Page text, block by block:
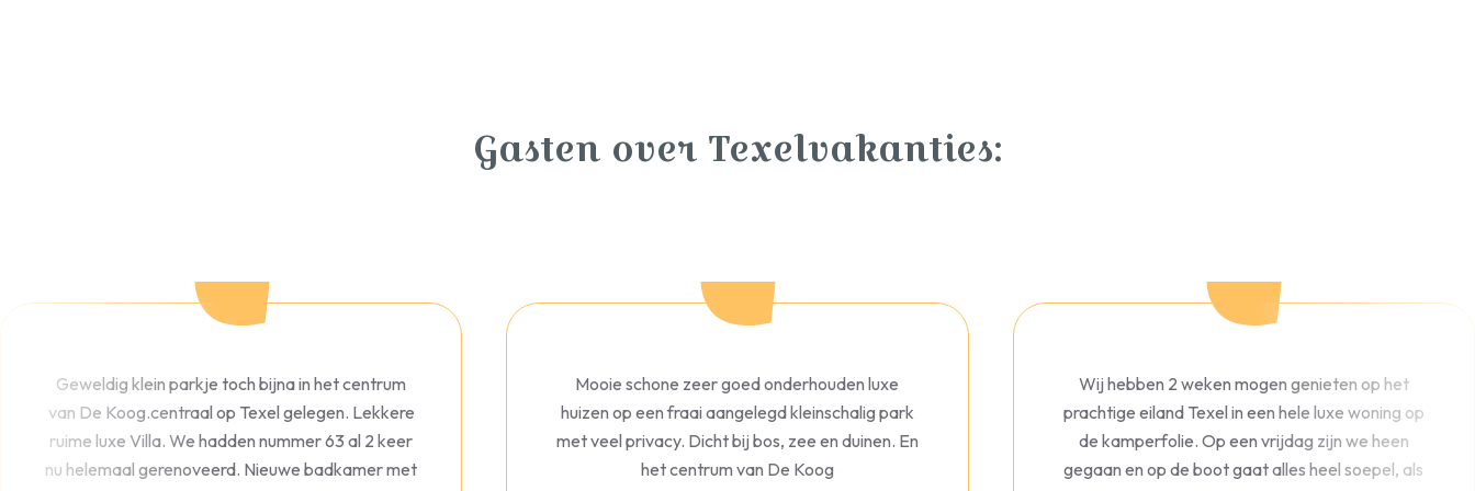
Gasten over Texelvakanties:
Geweldig klein parkje toch bijna in het centrum
van De Koog.centraal op Texel gelegen. Lekkere
ruime luxe Villa. We hadden nummer 63 al 2 keer
nu helemaal gerenoveerd. Nieuwe badkamer met
Mooie schone zeer goed onderhouden luxe
huizen op een fraai aangelegd kleinschalig park
met veel privacy. Dicht bij bos, zee en duinen. En
het centrum van De Koog
Wij hebben 2 weken mogen genieten op het
prachtige eiland Texel in een hele luxe woning op
de kamperfolie. Op een vrijdag zijn we heen
gegaan en op de boot gaat alles heel soepel, als